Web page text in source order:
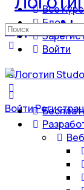
Все
Блог
Войти
Войти
Искать: